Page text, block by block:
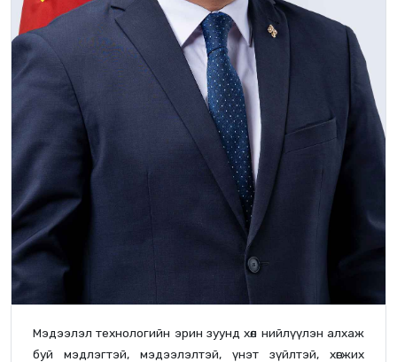
Мэдээлэл технологийн эрин зуунд хөл нийлүүлэн алхаж
буй мэдлэгтэй, мэдээлэлтэй, үнэт зүйлтэй, хөгжих